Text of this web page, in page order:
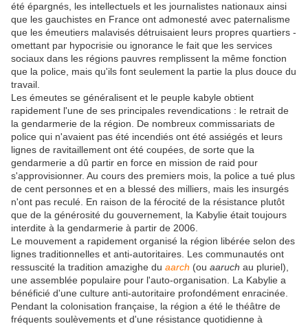
été épargnés, les intellectuels et les journalistes nationaux ainsi
que les gauchistes en France ont admonesté avec paternalisme
que les émeutiers malavisés détruisaient leurs propres quartiers -
omettant par hypocrisie ou ignorance le fait que les services
sociaux dans les régions pauvres remplissent la même fonction
que la police, mais qu'ils font seulement la partie la plus douce du
travail.
Les émeutes se généralisent et le peuple kabyle obtient
rapidement l'une de ses principales revendications : le retrait de
la gendarmerie de la région. De nombreux commissariats de
police qui n'avaient pas été incendiés ont été assiégés et leurs
lignes de ravitaillement ont été coupées, de sorte que la
gendarmerie a dû partir en force en mission de raid pour
s'approvisionner. Au cours des premiers mois, la police a tué plus
de cent personnes et en a blessé des milliers, mais les insurgés
n'ont pas reculé. En raison de la férocité de la résistance plutôt
que de la générosité du gouvernement, la Kabylie était toujours
interdite à la gendarmerie à partir de 2006.
Le mouvement a rapidement organisé la région libérée selon des
lignes traditionnelles et anti-autoritaires. Les communautés ont
ressuscité la tradition amazighe du aarch (ou aaruch au pluriel),
une assemblée populaire pour l'auto-organisation. La Kabylie a
bénéficié d'une culture anti-autoritaire profondément enracinée.
Pendant la colonisation française, la région a été le théâtre de
fréquents soulèvements et d'une résistance quotidienne à